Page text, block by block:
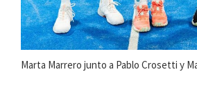
Marta Marrero junto a Pablo Crosetti y